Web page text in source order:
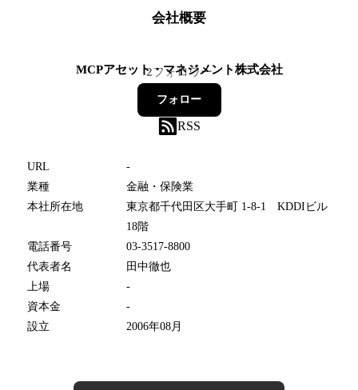
会社概要
MCPアセット・マネジメント株式会社
2フォロワー
フォロー
RSS
URL
-
業種
金融・保険業
本社所在地
東京都千代田区大手町 1-8-1 KDDIビル
18階
電話番号
03-3517-8800
代表者名
田中徹也
上場
-
資本金
-
設立
2006年08月